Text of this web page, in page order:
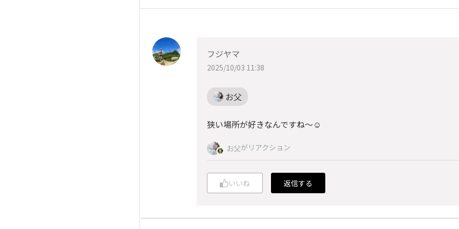
フジヤマ
2025/10/03 11:38
お父
狭い場所が好きなんですね〜☺️
お父がリアクション
いいね 返信する